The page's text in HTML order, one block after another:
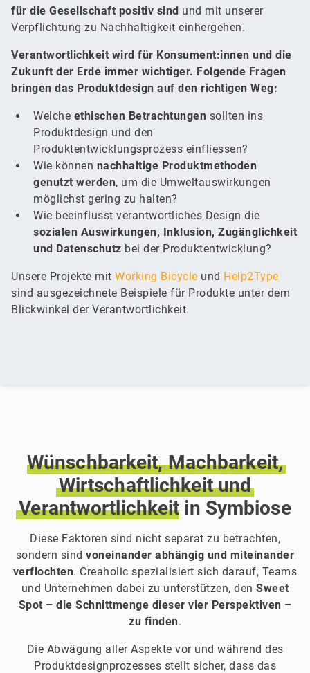
für die Gesellschaft positiv sind und mit unserer
Verpflichtung zu Nachhaltigkeit einhergehen.
Verantwortlichkeit wird für Konsument:innen und die
Zukunft der Erde immer wichtiger. Folgende Fragen
bringen das Produktdesign auf den richtigen Weg:
Welche ethischen Betrachtungen sollten ins
Produktdesign und den
Produktentwicklungsprozess einfliessen?
Wie können nachhaltige Produktmethoden
genutzt werden, um die Umweltauswirkungen
möglichst gering zu halten?
Wie beeinflusst verantwortliches Design die
sozialen Auswirkungen, Inklusion, Zugänglichkeit
und Datenschutz bei der Produktentwicklung?
Unsere Projekte mit Working Bicycle und Help2Type
sind ausgezeichnete Beispiele für Produkte unter dem
Blickwinkel der Verantwortlichkeit.
Wünschbarkeit, Machbarkeit,
Wirtschaftlichkeit und
Verantwortlichkeit in Symbiose
Diese Faktoren sind nicht separat zu betrachten,
sondern sindvoneinander abhängig und miteinander
verflochten. Creaholic spezialisiert sich darauf, Teams
und Unternehmen dabei zu unterstützen, den Sweet
Spot – die Schnittmenge dieser vier Perspektiven –
zu finden.
Die Abwägung aller Aspekte vor und während des
Produktdesignprozesses stellt sicher, dass das